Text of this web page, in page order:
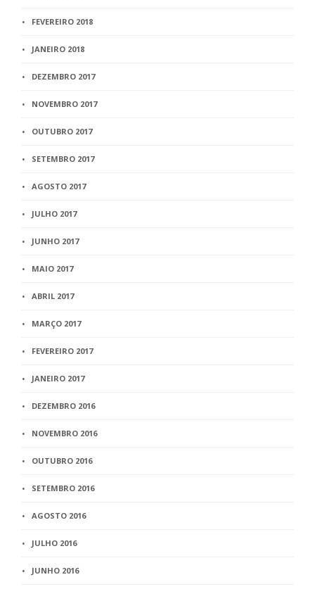
FEVEREIRO 2018
JANEIRO 2018
DEZEMBRO 2017
NOVEMBRO 2017
OUTUBRO 2017
SETEMBRO 2017
AGOSTO 2017
JULHO 2017
JUNHO 2017
MAIO 2017
ABRIL 2017
MARÇO 2017
FEVEREIRO 2017
JANEIRO 2017
DEZEMBRO 2016
NOVEMBRO 2016
OUTUBRO 2016
SETEMBRO 2016
AGOSTO 2016
JULHO 2016
JUNHO 2016